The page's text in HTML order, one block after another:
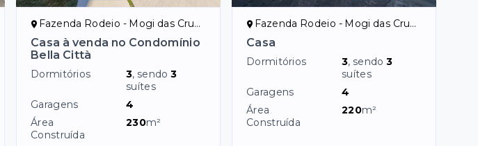
Fazenda Rodeio - Mogi das Cruzes/SP
Casa à venda no Condomínio
Bella Città
Dormitórios 3, sendo3
suítes
Garagens
4
Área
Construída
230m²
Fazenda Rodeio - Mogi das Cruzes/SP
Casa
Dormitórios 3, sendo3
suítes
Garagens
4
Área
Construída
220m²